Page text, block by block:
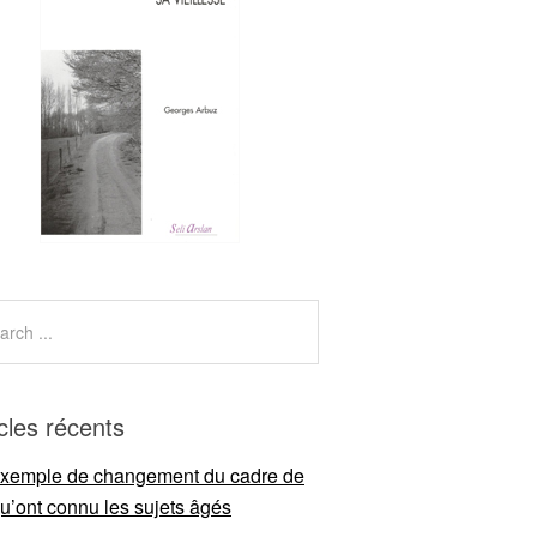
récents
de changement du cadre de
connu les sujets âgés